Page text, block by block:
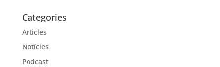
Categories
Articles
Notícies
Podcast